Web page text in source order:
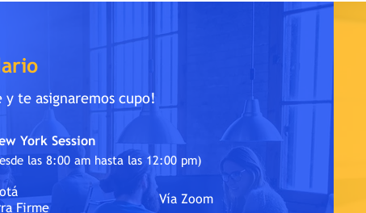
y te asignaremos cupo!
York Session
las 8:00 am hasta las 12:00 pm)
Firme
Vía Zoom